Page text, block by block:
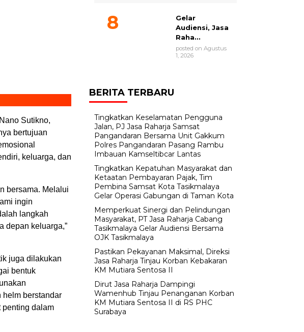
Sutikno,
bertujuan
keluarga, dan
bersama. Melalui
ingin
langkah
depan keluarga,”
juga dilakukan
bentuk
helm berstandar
penting dalam
Gelar
Audiensi, Jasa
Raha...
posted on Agustus
1, 2026
BERITA TERBARU
Tingkatkan Keselamatan Pengguna
Jalan, PJ Jasa Raharja Samsat
Pangandaran Bersama Unit Gakkum
Polres Pangandaran Pasang Rambu
Imbauan Kamseltibcar Lantas
Tingkatkan Kepatuhan Masyarakat dan
Ketaatan Pembayaran Pajak, Tim
Pembina Samsat Kota Tasikmalaya
Gelar Operasi Gabungan di Taman Kota
Memperkuat Sinergi dan Pelindungan
Masyarakat, PT Jasa Raharja Cabang
Tasikmalaya Gelar Audiensi Bersama
OJK Tasikmalaya
Pastikan Pekayanan Maksimal, Direksi
Jasa Raharja Tinjau Korban Kebakaran
KM Mutiara Sentosa II
Dirut Jasa Raharja Dampingi
Wamenhub Tinjau Penanganan Korban
KM Mutiara Sentosa II di RS PHC
Surabaya